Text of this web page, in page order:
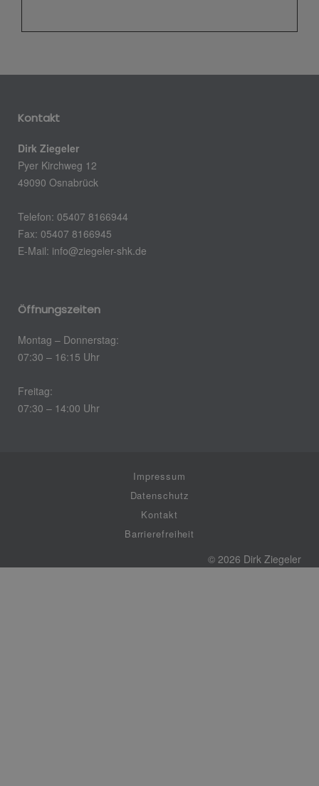
Kontakt
Dirk Ziegeler
Pyer Kirchweg 12
49090 Osnabrück
Telefon: 05407 8166944
Fax: 05407 8166945
E-Mail: info@ziegeler-shk.de
Öffnungszeiten
Montag – Donnerstag:
07:30 – 16:15 Uhr
Freitag:
07:30 – 14:00 Uhr
Impressum
Datenschutz
Kontakt
Barrierefreiheit
© 2026 Dirk Ziegeler